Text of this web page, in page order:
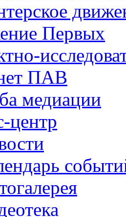
Первых
ПАВ
медиации
центр